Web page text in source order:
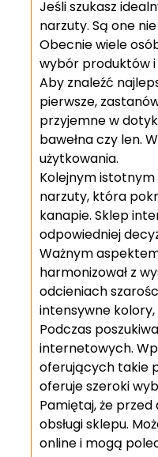
Jeśli szukasz
narzuty. Są one
Obecnie wiele
wybór produktów i
Aby znaleźć
pierwsze,
przyjemne w
bawełna czy len.
użytkowania.
Kolejnym
narzuty, która
kanapie. Sklep
odpowiedniej
Ważnym
harmonizował z
odcieniach
intensywne
Podczas
internetowych.
oferujących takie
oferuje szeroki
Pamiętaj, że
obsługi sklepu.
online i mogą